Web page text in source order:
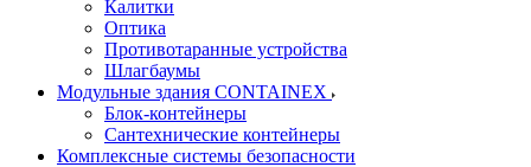
Калитки
Оптика
Противотаранные устройства
Шлагбаумы
Модульные здания CONTAINEX
Блок-контейнеры
Сантехнические контейнеры
Комплексные системы безопасности